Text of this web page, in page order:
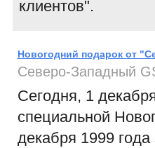
клиентов".
Новогодний подарок от
Северо-Западный
Сегодня, 1
специальной
декабря 1999